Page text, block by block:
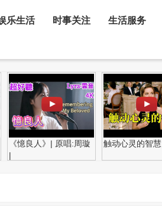
乐生活 时事关注 生活服务
《憶良人》| 原唱:周璇
|
触动心灵的智慧